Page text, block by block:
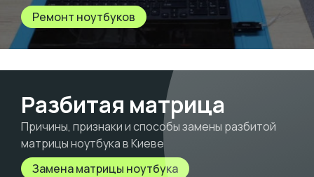
Ремонт ноутбуков
Разбитая матрица
Причины, признаки и способы замены разбитой
матрицы ноутбука в Киеве
Замена матрицы ноутбука